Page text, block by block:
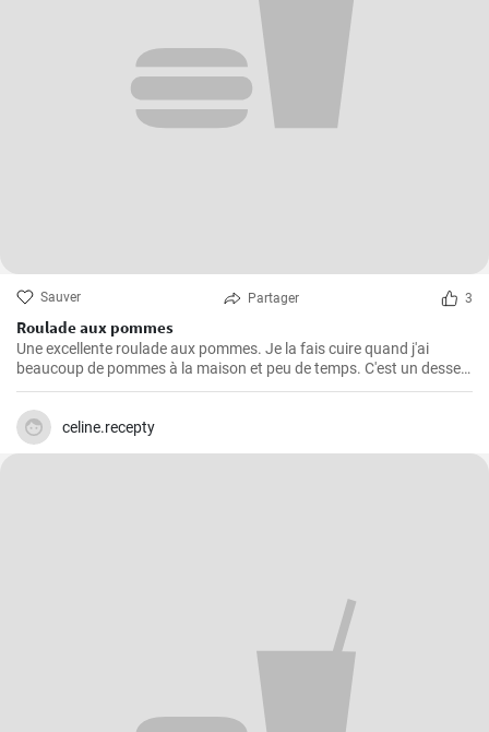
Sauver Partager 3
Roulade aux pommes
Une excellente roulade aux pommes. Je la fais cuire quand j'ai
beaucoup de pommes à la maison et peu de temps. C'est un dessert
rapide et facile qui plait toujours.
celine.recepty